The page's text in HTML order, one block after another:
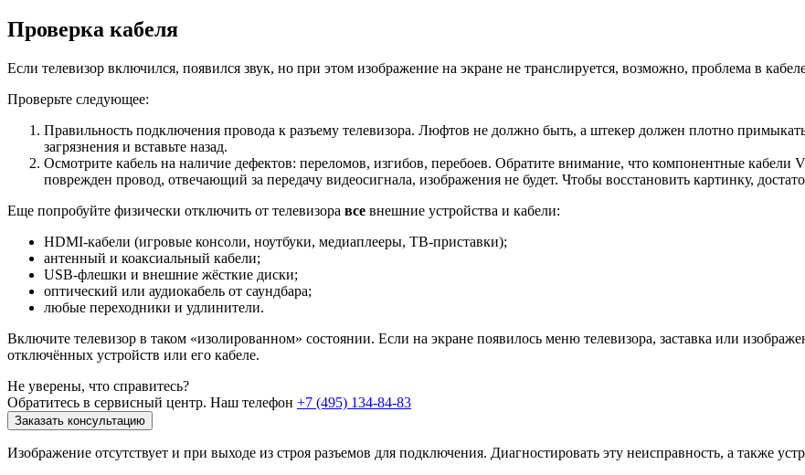
Проверка кабеля
Если телевизор включился, появился звук, но при этом изображение на экране не транслируется, возможно, проблема в
Проверьте следующее:
Правильность подключения провода к разъему телевизора. Люфтов не должно быть, а штекер должен плотно
загрязнения и вставьте назад.
Осмотрите кабель на наличие дефектов: переломов, изгибов, перебоев. Обратите внимание, что компонентные
поврежден провод, отвечающий за передачу видеосигнала, изображения не будет. Чтобы восстановить картинку,
Еще попробуйте физически отключить от телевизора все внешние устройства и кабели:
HDMI-кабели (игровые консоли, ноутбуки, медиаплееры, ТВ-приставки);
антенный и коаксиальный кабели;
USB-флешки и внешние жёсткие диски;
оптический или аудиокабель от саундбара;
любые переходники и удлинители.
Включите телевизор в таком «изолированном» состоянии. Если на экране появилось меню телевизора, заставка или
отключённых устройств или его кабеле.
Не уверены, что справитесь?
Обратитесь в сервисный центр. Наш телефон +7 (495) 134-84-83
Заказать консультацию
Изображение отсутствует и при выходе из строя разъемов для подключения. Диагностировать эту неисправность, а также